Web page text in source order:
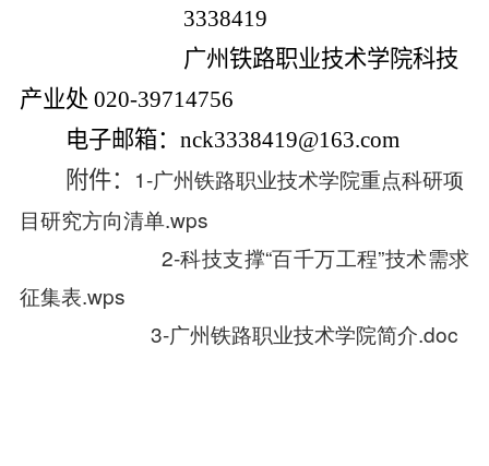
3338419
广州铁路职业技术学院科技
产业处 020-39714756
电子邮箱：nck3338419@163.com
附件： 1-广州铁路职业技术学院重点科研项
目研究方向清单.wps
2-科技支撑“百千万工程”技术需求
征集表.wps
3-广州铁路职业技术学院简介.doc